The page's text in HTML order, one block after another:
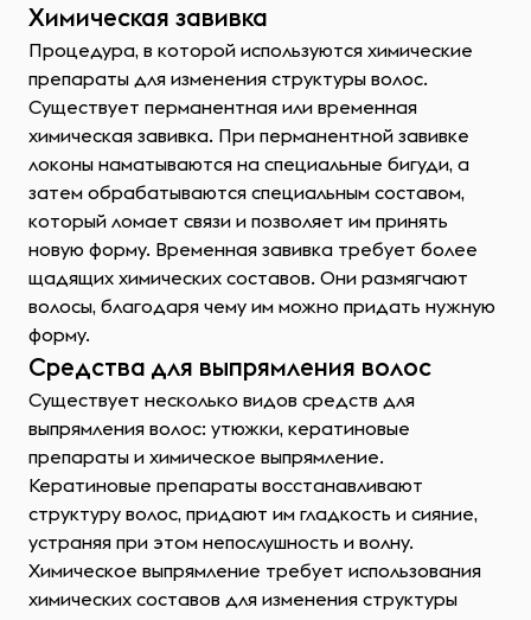
Химическая завивка
Процедура, в которой используются химические
препараты для изменения структуры волос.
Существует перманентная или временная
химическая завивка. При перманентной завивке
локоны наматываются на специальные бигуди, а
затем обрабатываются специальным составом,
который ломает связи и позволяет им принять
новую форму. Временная завивка требует более
щадящих химических составов. Они размягчают
волосы, благодаря чему им можно придать нужную
форму.
Средства для выпрямления волос
Существует несколько видов средств для
выпрямления волос: утюжки, кератиновые
препараты и химическое выпрямление.
Кератиновые препараты восстанавливают
структуру волос, придают им гладкость и сияние,
устраняя при этом непослушность и волну.
Химическое выпрямление требует использования
химических составов для изменения структуры